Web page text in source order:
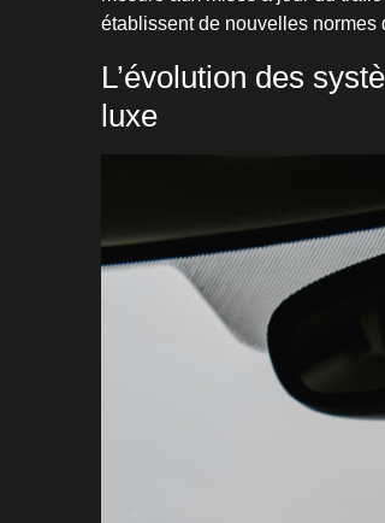
établissent de nouvelles normes
L’évolution des
luxe